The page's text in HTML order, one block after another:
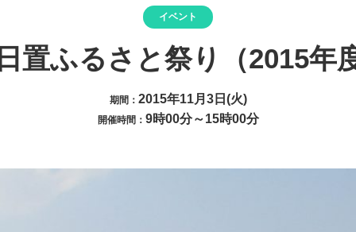
イベント
置ふるさと祭り（2015年
期間： 2015年11月3日(火)
開催時間： 9時00分～15時00分